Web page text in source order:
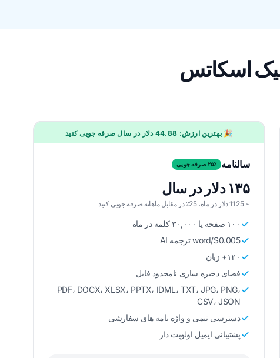
🎉 بهترین ارزش: 44.88 دلار در سال صرفه جویی کنید
سالنامه ۲۵٪ صرفه جویی
۱۳۵ دلار در سال
~ 11.25 دلار در ماه، 25٪ در مقابل ماهانه صرفه جویی کنید
۱۰۰ صفحه یا ۳۰,۰۰۰ کلمه در ماه
$0.005/word ترجمه AI
۱۲۰+ زبان
فضای ذخیره سازی نامحدود فایل
PDF، DOCX، XLSX، PPTX، IDML، TXT، JPG، PNG،
CSV، JSON
دسترسی تیمی و واژه نامه های سفارشی
پشتیبانی ایمیل اولویت دار